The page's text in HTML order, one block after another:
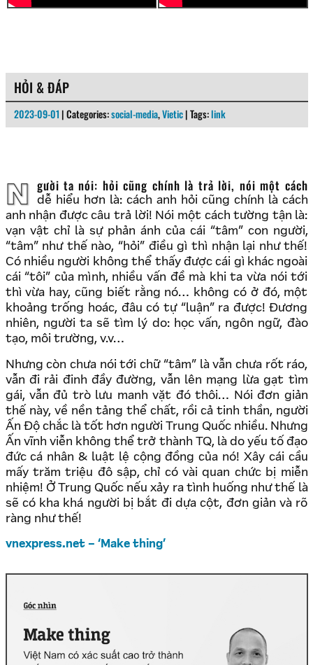
HỎI & ĐÁP
2023-09-01 | Categories:social-media,Vietic | Tags:link
Người ta nói: hỏi cũng chính là trả lời, nói một cách
dễ hiểu hơn là: cách anh hỏi cũng chính là cách
anh nhận được câu trả lời! Nói một cách tường tận là:
vạn vật chỉ là sự phản ánh của cái “tâm” con người,
“tâm” như thế nào, “hỏi” điều gì thì nhận lại như thế!
Có nhiều người không thể thấy được cái gì khác ngoài
cái “tôi” của mình, nhiều vấn đề mà khi ta vừa nói tới
thì vừa hay, cũng biết rằng nó… không có ở đó, một
khoảng trống hoác, đâu có tự “luận” ra được! Đương
nhiên, người ta sẽ tìm lý do: học vấn, ngôn ngữ, đào
tạo, môi trường, v.v…
Nhưng còn chưa nói tới chữ “tâm” là vẫn chưa rốt ráo,
vẫn đi rải đinh đầy đường, vẫn lên mạng lừa gạt tìm
gái, vẫn đủ trò lưu manh vặt đó thôi… Nói đơn giản
thế này, về nền tảng thể chất, rồi cả tinh thần, người
Ấn Độ chắc là tốt hơn người Trung Quốc nhiều. Nhưng
Ấn vĩnh viễn không thể trở thành TQ, là do yếu tố đạo
đức cá nhân & luật lệ cộng đồng của nó! Xây cái cầu
mấy trăm triệu đô sập, chỉ có vài quan chức bị miễn
nhiệm! Ở Trung Quốc nếu xảy ra tình huống như thế là
sẽ có kha khá người bị bắt đi dựa cột, đơn giản và rõ
ràng như thế!
vnexpress.net – ‘Make thing’